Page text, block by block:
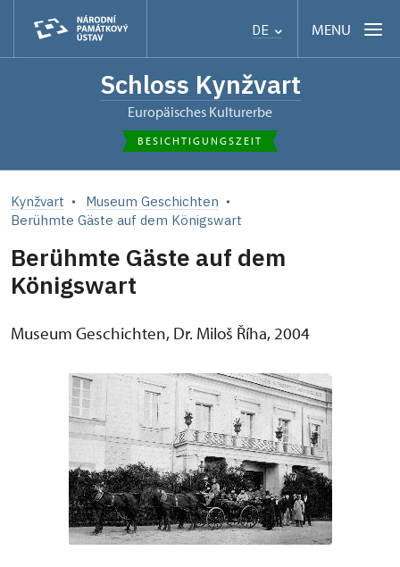
DE MENU
Schloss Kynžvart
Europäisches Kulturerbe
BESICHTIGUNGSZEIT
Kynžvart
Museum Geschichten
Berühmte Gäste auf dem Königswart
Berühmte Gäste auf dem
Königswart
Museum Geschichten, Dr. Miloš Říha, 2004